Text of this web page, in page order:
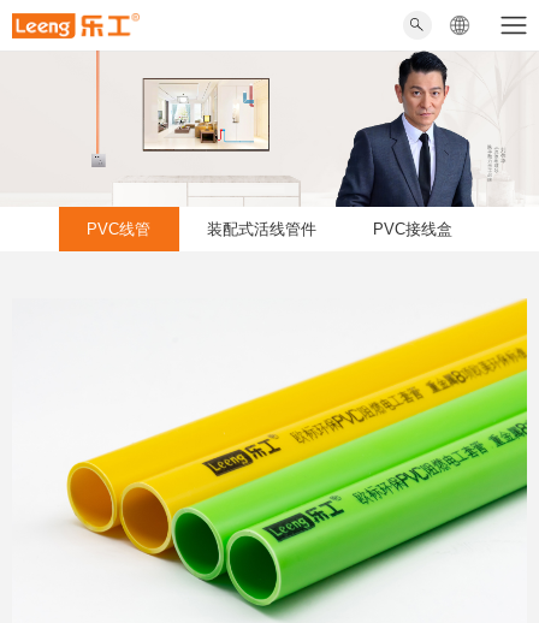
PVC线管 装配式活线管件 PVC接线盒